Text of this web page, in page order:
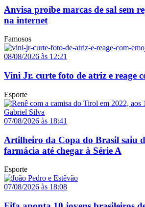
Anvisa proíbe marcas de sal sem
na internet
Famosos
08/08/2026 às 12:21
Vini Jr. curte foto de atriz e reage
Esporte
07/08/2026 às 18:41
Artilheiro da Copa do Brasil saiu
farmácia até chegar à Série A
Esporte
07/08/2026 às 18:08